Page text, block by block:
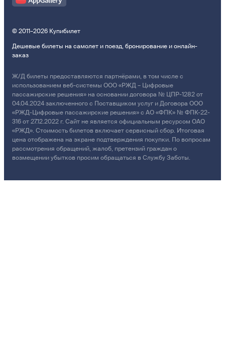
© 2011–2026 Купибилет
Дешевые билеты на самолет и поезд, бронирование и онлайн-
заказ
Ж/Д билеты предоставляются партнёрами, в том числе с
использованием веб-системы ООО «РЖД – Цифровые
пассажирские решения» на основании договора № ЦПР-1282 от
04.04.2024 заключенного с Поставщиком услуг и Договора ООО
«РЖД-Цифровые пассажирские решения» с АО «ФПК» № ФПК-22-
316 от 27.12.2022 г. Сайт не является официальным ресурсом ОАО
«РЖД». Стоимость билетов включает сервисный сбор. Итоговая
цена отображена на экране подтверждения покупки. По вопросам
рассмотрения обращений, жалоб, претензий граждан о
возмещении убытков просим обращаться в Службу Заботы.